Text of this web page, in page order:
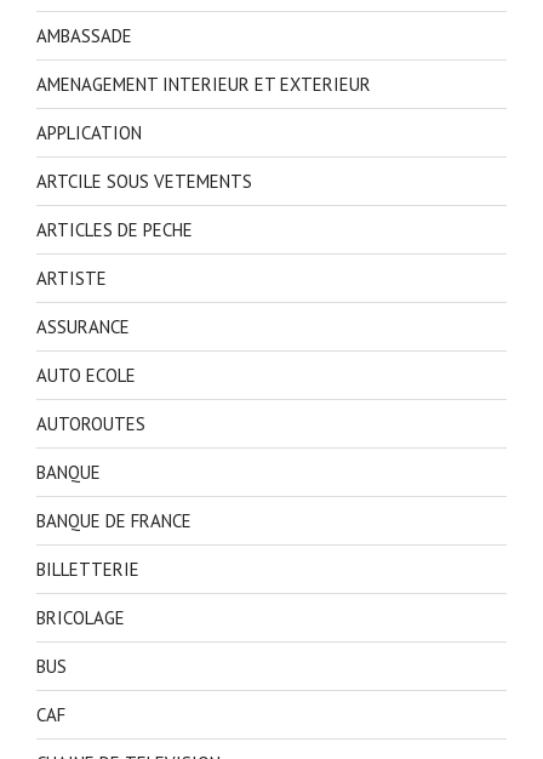
AMBASSADE
AMENAGEMENT INTERIEUR ET EXTERIEUR
APPLICATION
ARTCILE SOUS VETEMENTS
ARTICLES DE PECHE
ARTISTE
ASSURANCE
AUTO ECOLE
AUTOROUTES
BANQUE
BANQUE DE FRANCE
BILLETTERIE
BRICOLAGE
BUS
CAF